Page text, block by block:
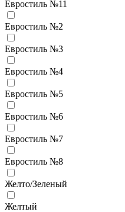
Евростиль №11
Евростиль №2
Евростиль №3
Евростиль №4
Евростиль №5
Евростиль №6
Евростиль №7
Евростиль №8
Желто/Зеленый
Желтый